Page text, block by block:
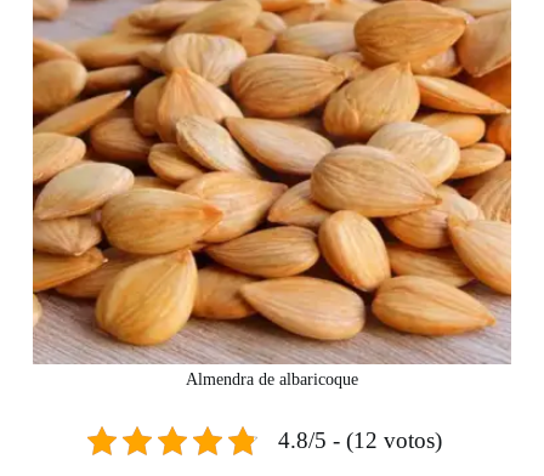
Almendra de albaricoque
4.8/5 - (12 votos)